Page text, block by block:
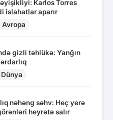
Karlos Torres
islahatlar aparır
Avropa
gizli təhlükə: Yanğın
Dünya
nəhəng səhv: Heç yerə
heyrətə salır